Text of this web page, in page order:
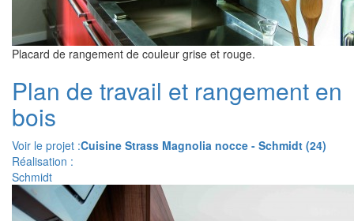
Placard de rangement de couleur grise et rouge.
Plan de travail et rangement en
bois
Voir le projet :Cuisine Strass Magnolia nocce - Schmidt (24)
Réalisation :
Schmidt